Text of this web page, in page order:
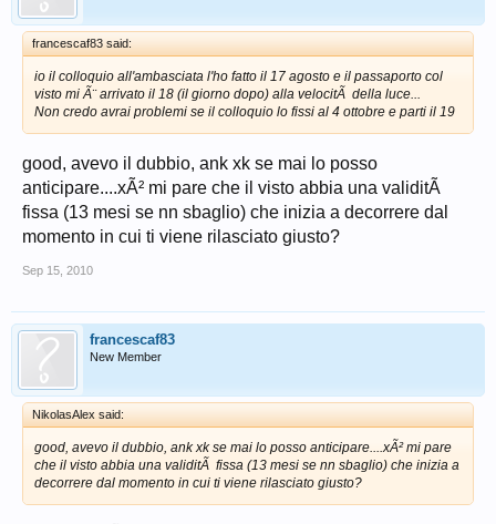
francescaf83 said:
io il colloquio all'ambasciata l'ho fatto il 17 agosto e il passaporto col
visto mi Ã¨ arrivato il 18 (il giorno dopo) alla velocitÃ della luce...
Non credo avrai problemi se il colloquio lo fissi al 4 ottobre e parti il 19
good, avevo il dubbio, ank xk se mai lo posso
anticipare....xÃ² mi pare che il visto abbia una validitÃ
fissa (13 mesi se nn sbaglio) che inizia a decorrere dal
momento in cui ti viene rilasciato giusto?
Sep 15, 2010
francescaf83
New Member
NikolasAlex said:
good, avevo il dubbio, ank xk se mai lo posso anticipare....xÃ² mi pare
che il visto abbia una validitÃ fissa (13 mesi se nn sbaglio) che inizia a
decorrere dal momento in cui ti viene rilasciato giusto?